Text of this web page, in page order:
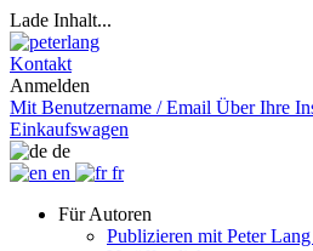
Lade Inhalt...
Kontakt
Anmelden
Mit Benutzername / Email Über Ihre
Einkaufswagen
de
en
fr
Für Autoren
Publizieren mit Peter